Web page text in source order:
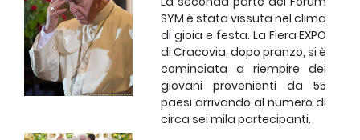
SYM è stata vissuta nel clima
di gioia e festa. La Fiera EXPO
di Cracovia, dopo pranzo, si è
cominciata a riempire dei
giovani provenienti da 55
paesi arrivando al numero di
circa sei mila partecipanti.